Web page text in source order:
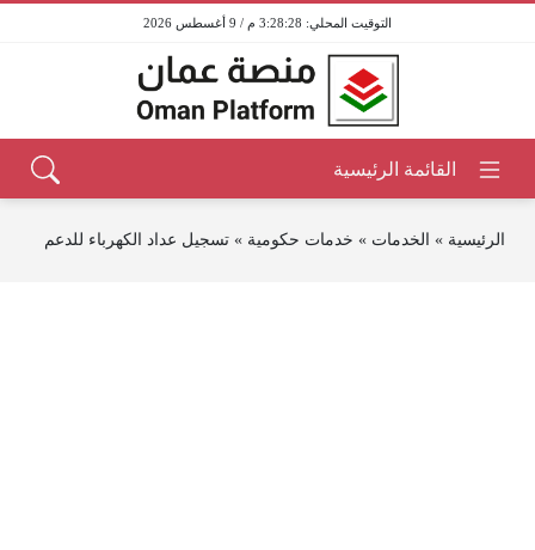
3:28:28 م / 9 أغسطس 2026
الرئيسية » الخدمات » خدمات حكومية » تسجيل عداد الكهرباء للدعم